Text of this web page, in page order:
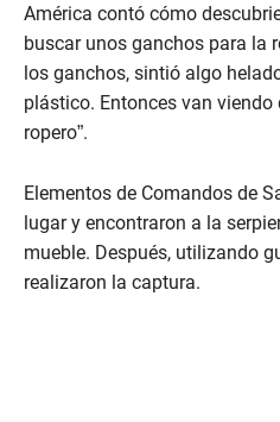
s
o
f
2
m
i
n
e
,
5
6
s
América contó cómo
buscar unos ganchos para la
los ganchos, sintió algo
plástico. Entonces van viendo
ropero”.
Elementos de Comandos de
lugar y encontraron a la
mueble. Después, utilizando
realizaron la captura.